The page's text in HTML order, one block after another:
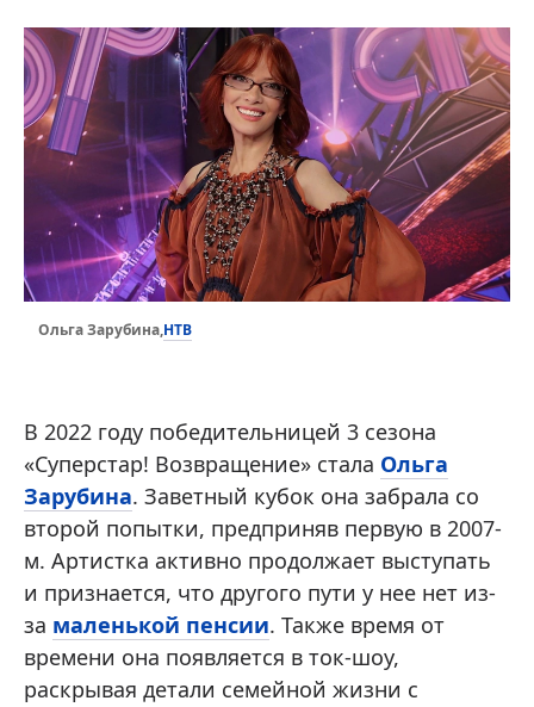
Ольга Зарубина,НТВ
В 2022 году победительницей 3 сезона
«Суперстар! Возвращение» стала Ольга
Зарубина. Заветный кубок она забрала со
второй попытки, предприняв первую в 2007-
м. Артистка активно продолжает выступать
и признается, что другого пути у нее нет из-
за маленькой пенсии. Также время от
времени она появляется в ток-шоу,
раскрывая детали семейной жизни с